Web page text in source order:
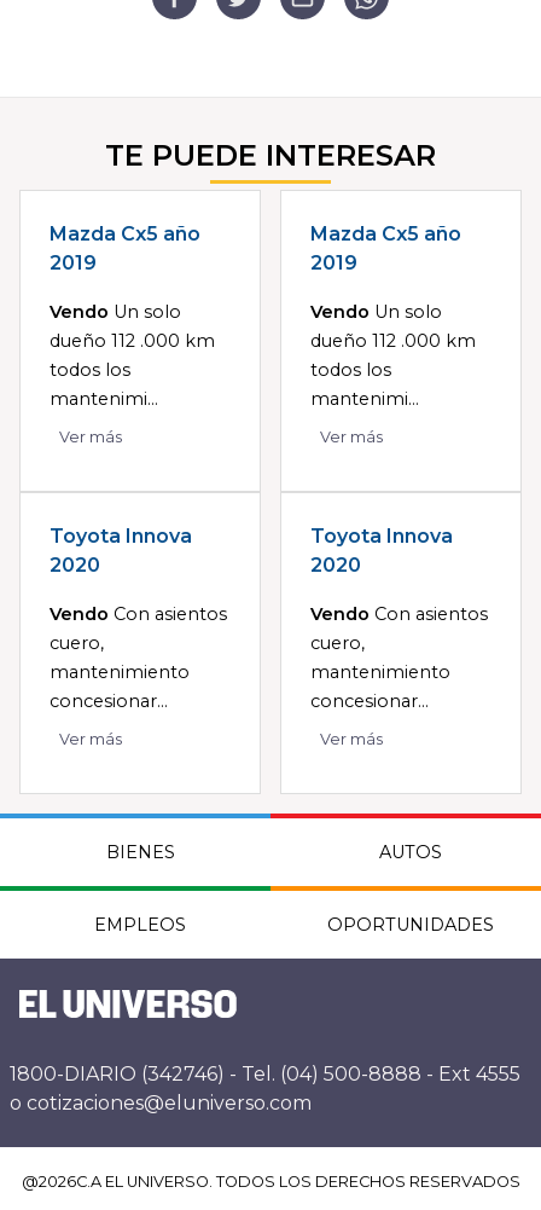
TE PUEDE INTERESAR
Mazda Cx5 año
2019
Vendo Un solo
dueño 112 .000 km
todos los
mantenimi...
Ver más
Mazda Cx5 año
2019
Vendo Un solo
dueño 112 .000 km
todos los
mantenimi...
Ver más
Toyota Innova
2020
Vendo Con asientos
cuero,
mantenimiento
concesionar...
Ver más
Toyota Innova
2020
Vendo Con asientos
cuero,
mantenimiento
concesionar...
Ver más
BIENES AUTOS
EMPLEOS OPORTUNIDADES
1800-DIARIO (342746) - Tel. (04) 500-8888 - Ext 4555
o cotizaciones@eluniverso.com
@2026C.A EL UNIVERSO. TODOS LOS DERECHOS RESERVADOS